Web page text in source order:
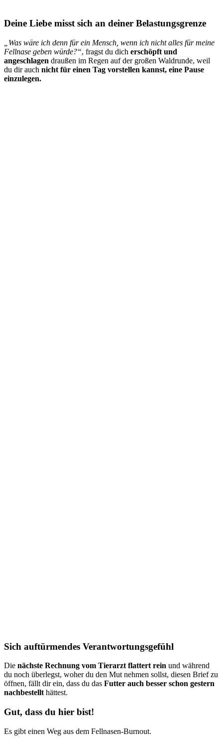
Deine Liebe misst sich an deiner Belastungsgrenze
„Was wäre ich denn für ein Mensch, wenn ich nicht alles für meine
Fellnase geben würde?“, fragst du dich erschöpft und
angeschlagen draußen im Regen auf der großen Waldrunde, weil
du dir auch nicht für einen Tag vorstellen kannst, eine Pause
einzulegen.
Sich auftürmendes Verantwortungsgefühl
Die nächste Rechnung vom Tierarzt flattert rein und während
du noch überlegst, woher du den Mut nehmen sollst, diesen Brief zu
öffnen, fällt dir ein, dass du das Futter auch besser schon gestern
nachbestellt hättest.
Gut, dass du hier bist!
Es gibt einen Weg aus dem Fellnasen-Burnout.